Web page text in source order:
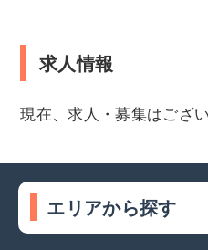
求人情報
現在、求人・募集はござい
エリアから探す